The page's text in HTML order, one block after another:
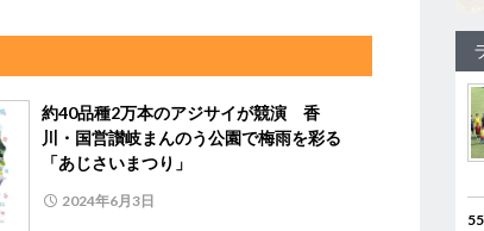
約40品種2万本のアジサイが競演 香
川・国営讃岐まんのう公園で梅雨を彩る
「あじさいまつり」
2024年6月3日